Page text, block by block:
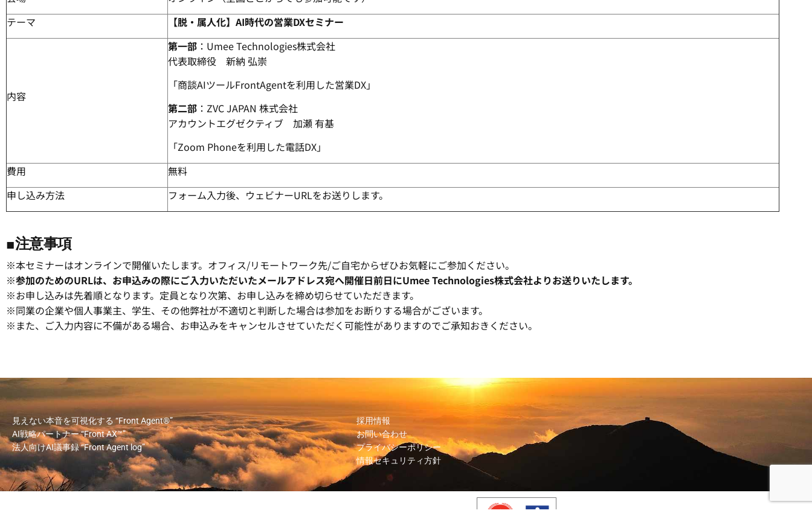
テーマ
【脱・属人化】AI時代の営業DXセミナー
内容
第一部 ：Umee Technologies株式会社
代表取締役 新納 弘崇
「商談AIツールFrontAgentを利用した営業DX」
第二部 ：ZVC JAPAN 株式会社
アカウントエグゼクティブ 加瀬 有基
「Zoom Phoneを利用した電話DX」
費用
無料
申し込み方法
フォーム入力後、ウェビナーURLをお送りします。
■注意事項
※本セミナーはオンラインで開催いたします。オフィス/リモートワーク先/ご自宅からぜひお気軽にご参加ください。
※参加のためのURLは、お申込みの際にご入力いただいたメールアドレス宛へ開催日前日にUmee Technologies株式会社よりお送りいたします。
※お申し込みは先着順となります。定員となり次第、お申し込みを締め切らせていただきます。
※同業の企業や個人事業主、学生、その他弊社が不適切と判断した場合は参加をお断りする場合がございます。
※また、ご入力内容に不備がある場合、お申込みをキャンセルさせていただく可能性がありますのでご承知おきください。
見えない本音を可視化する “Front Agent®”
AI戦略パートナー“Front AX™”
法人向けAI議事録“Front Agent log”
採用情報
お問い合わせ
プライバシーポリシー
情報セキュリティ方針